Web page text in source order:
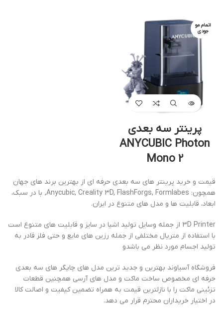
اتمام مو
جودی
پرینتر سه بعدی
ANYCUBIC Photon
Mono 2
قیمت و خرید پرینتر های سه بعدی حرفه ای از بهترین برند های جهان
همچون: Anycubic, Creality 3D, FlashForgs, Formlabes, با در سبک،
ابعاد، قابلیت ها و مدل های متنوع در ایران.
3D Printer از جمله وسایل تولید اشیا در سایز و قابلیت های متنوع است
با استفاده از متریال مختلفی از جمله رزین های مایع و حتی فلز قادر به
تولید اجسام مورد نظر می باشدو
فروشگاه آسیاوند بهترین و جدید ترین مدل های چاپگر های سه بعدی
حرفه ای مخصوص ساخت ماکت و مدل های آرسی همچنین قطعات
تزئینی ماکت را با نازلترین قیمت به همراه تضمین کیفیت و اصالت کالا
در اختیار خریداران محترم قرار می دهد.